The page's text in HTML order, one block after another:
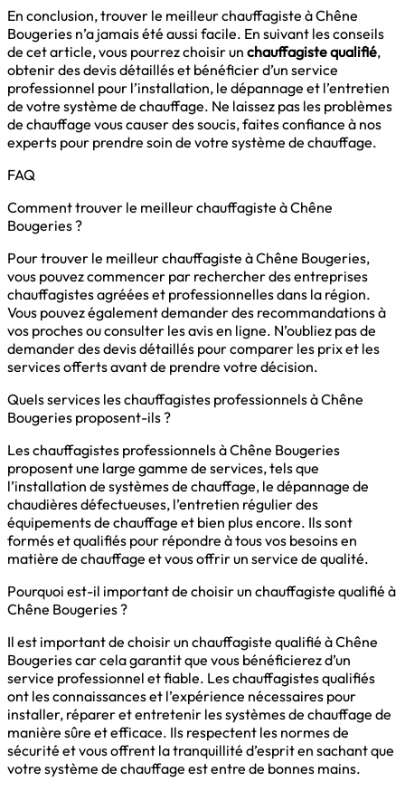
En conclusion, trouver le meilleur chauffagiste à Chêne
Bougeries n’a jamais été aussi facile. En suivant les conseils
de cet article, vous pourrez choisir un chauffagiste qualifié,
obtenir des devis détaillés et bénéficier d’un service
professionnel pour l’installation, le dépannage et l’entretien
de votre système de chauffage. Ne laissez pas les problèmes
de chauffage vous causer des soucis, faites confiance à nos
experts pour prendre soin de votre système de chauffage.
FAQ
Comment trouver le meilleur chauffagiste à Chêne
Bougeries ?
Pour trouver le meilleur chauffagiste à Chêne Bougeries,
vous pouvez commencer par rechercher des entreprises
chauffagistes agréées et professionnelles dans la région.
Vous pouvez également demander des recommandations à
vos proches ou consulter les avis en ligne. N’oubliez pas de
demander des devis détaillés pour comparer les prix et les
services offerts avant de prendre votre décision.
Quels services les chauffagistes professionnels à Chêne
Bougeries proposent-ils ?
Les chauffagistes professionnels à Chêne Bougeries
proposent une large gamme de services, tels que
l’installation de systèmes de chauffage, le dépannage de
chaudières défectueuses, l’entretien régulier des
équipements de chauffage et bien plus encore. Ils sont
formés et qualifiés pour répondre à tous vos besoins en
matière de chauffage et vous offrir un service de qualité.
Pourquoi est-il important de choisir un chauffagiste qualifié à
Chêne Bougeries ?
Il est important de choisir un chauffagiste qualifié à Chêne
Bougeries car cela garantit que vous bénéficierez d’un
service professionnel et fiable. Les chauffagistes qualifiés
ont les connaissances et l’expérience nécessaires pour
installer, réparer et entretenir les systèmes de chauffage de
manière sûre et efficace. Ils respectent les normes de
sécurité et vous offrent la tranquillité d’esprit en sachant que
votre système de chauffage est entre de bonnes mains.